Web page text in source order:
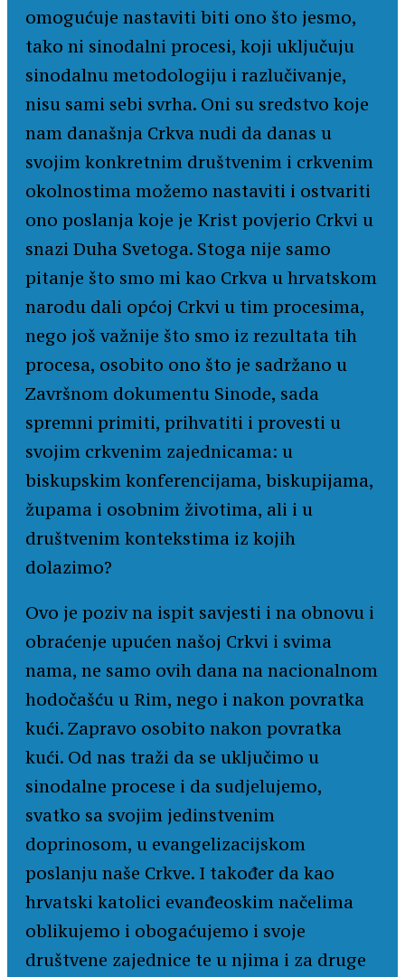
omogućuje nastaviti biti ono što jesmo,
tako ni sinodalni procesi, koji uključuju
sinodalnu metodologiju i razlučivanje,
nisu sami sebi svrha. Oni su sredstvo koje
nam današnja Crkva nudi da danas u
svojim konkretnim društvenim i crkvenim
okolnostima možemo nastaviti i ostvariti
ono poslanja koje je Krist povjerio Crkvi u
snazi Duha Svetoga. Stoga nije samo
pitanje što smo mi kao Crkva u hrvatskom
narodu dali općoj Crkvi u tim procesima,
nego još važnije što smo iz rezultata tih
procesa, osobito ono što je sadržano u
Završnom dokumentu Sinode, sada
spremni primiti, prihvatiti i provesti u
svojim crkvenim zajednicama: u
biskupskim konferencijama, biskupijama,
župama i osobnim životima, ali i u
društvenim kontekstima iz kojih
dolazimo?
Ovo je poziv na ispit savjesti i na obnovu i
obraćenje upućen našoj Crkvi i svima
nama, ne samo ovih dana na nacionalnom
hodočašću u Rim, nego i nakon povratka
kući. Zapravo osobito nakon povratka
kući. Od nas traži da se uključimo u
sinodalne procese i da sudjelujemo,
svatko sa svojim jedinstvenim
doprinosom, u evangelizacijskom
poslanju naše Crkve. I također da kao
hrvatski katolici evanđeoskim načelima
oblikujemo i obogaćujemo i svoje
društvene zajednice te u njima i za druge